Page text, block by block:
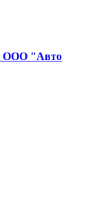
ООО "Авто